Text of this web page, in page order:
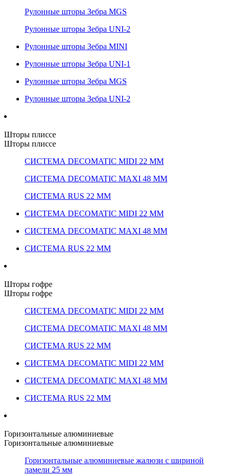
Рулонные шторы Зебра MGS
Рулонные шторы Зебра UNI-2
Рулонные шторы Зебра MINI
Рулонные шторы Зебра UNI-1
Рулонные шторы Зебра MGS
Рулонные шторы Зебра UNI-2
Шторы плиссе
Шторы плиссе
СИСТЕМА DECOMATIC MIDI 22 ММ
СИСТЕМА DECOMATIC MAXI 48 ММ
СИСТЕМА RUS 22 ММ
СИСТЕМА DECOMATIC MIDI 22 ММ
СИСТЕМА DECOMATIC MAXI 48 ММ
СИСТЕМА RUS 22 ММ
Шторы гофре
Шторы гофре
СИСТЕМА DECOMATIC MIDI 22 ММ
СИСТЕМА DECOMATIC MAXI 48 ММ
СИСТЕМА RUS 22 ММ
СИСТЕМА DECOMATIC MIDI 22 ММ
СИСТЕМА DECOMATIC MAXI 48 ММ
СИСТЕМА RUS 22 ММ
Горизонтальные алюминиевые
Горизонтальные алюминиевые
Горизонтальные алюминиевые жалюзи с шириной
ламели 25 мм